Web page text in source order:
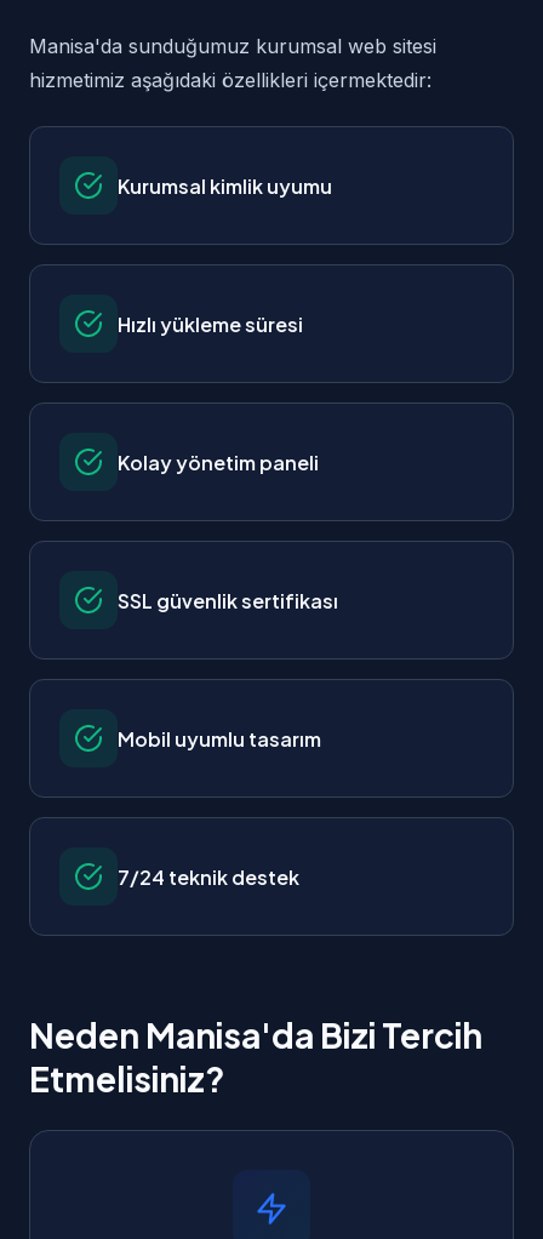
Manisa'da sunduğumuz kurumsal web sitesi
hizmetimiz aşağıdaki özellikleri içermektedir:
Kurumsal kimlik uyumu
Hızlı yükleme süresi
Kolay yönetim paneli
SSL güvenlik sertifikası
Mobil uyumlu tasarım
7/24 teknik destek
Neden Manisa'da Bizi Tercih
Etmelisiniz?